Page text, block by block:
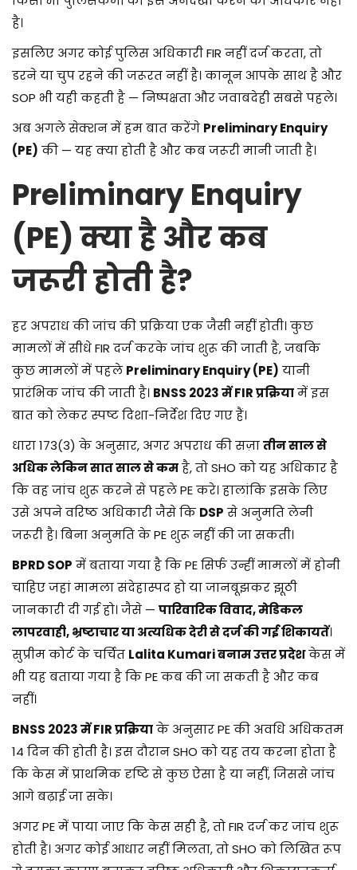
है।
इसलिए अगर कोई पुलिस अधिकारी FIR नहीं दर्ज करता, तो
डरने या चुप रहने की जरूरत नहीं है। कानून आपके साथ है और
SOP भी यही कहती है — निष्पक्षता और जवाबदेही सबसे पहले।
अब अगले सेक्शन में हम बात करेंगे Preliminary Enquiry
(PE) की — यह क्या होती है और कब जरूरी मानी जाती है।
Preliminary Enquiry
(PE) क्या है और कब
जरूरी होती है?
हर अपराध की जांच की प्रक्रिया एक जैसी नहीं होती। कुछ
मामलों में सीधे FIR दर्ज करके जांच शुरू की जाती है, जबकि
कुछ मामलों में पहले Preliminary Enquiry (PE) यानी
प्रारंभिक जांच की जाती है। BNSS 2023 में FIR प्रक्रियामें इस
बात को लेकर स्पष्ट दिशा-निर्देश दिए गए हैं।
धारा 173(3) के अनुसार, अगर अपराध की सज़ातीन साल से
अधिक लेकिन सात साल से कमहै, तो SHO को यह अधिकार है
कि वह जांच शुरू करने से पहले PE करे। हालांकि इसके लिए
उसे अपने वरिष्ठ अधिकारी जैसे कि DSP से अनुमति लेनी
जरूरी है। बिना अनुमति के PE शुरू नहीं की जा सकती।
BPRD SOP में बताया गया है कि PE सिर्फ उन्हीं मामलों में होनी
चाहिए जहां मामला संदेहास्पद हो या जानबूझकर झूठी
जानकारी दी गई हो। जैसे — पारिवारिक विवाद, मेडिकल
लापरवाही, भ्रष्टाचार या अत्यधिक देरी से दर्ज की गई शिकायतें।
सुप्रीम कोर्ट के चर्चित Lalita Kumari बनाम उत्तर प्रदेशकेस में
भी यह बताया गया है कि PE कब की जा सकती है और कब
नहीं।
BNSS 2023 में FIR प्रक्रियाके अनुसार PE की अवधि अधिकतम
14 दिन की होती है। इस दौरान SHO को यह तय करना होता है
कि केस में प्राथमिक दृष्टि से कुछ ऐसा है या नहीं, जिससे जांच
आगे बढ़ाई जा सके।
अगर PE में पाया जाए कि केस सही है, तो FIR दर्ज कर जांच शुरू
होती है। अगर कोई आधार नहीं मिलता, तो SHO को लिखित रूप